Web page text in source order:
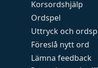
Korsordshjälp
Ordspel
Uttryck och
Föreslå nytt ord
Lämna feedback